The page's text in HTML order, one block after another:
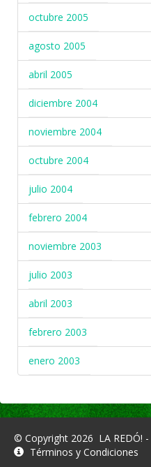
octubre 2005
agosto 2005
abril 2005
diciembre 2004
noviembre 2004
octubre 2004
julio 2004
febrero 2004
noviembre 2003
julio 2003
abril 2003
febrero 2003
enero 2003
© Copyright 2026 LA REDÓ! -
Términos y Condiciones